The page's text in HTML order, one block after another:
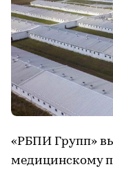
«РБПИ Групп»
медицинскому